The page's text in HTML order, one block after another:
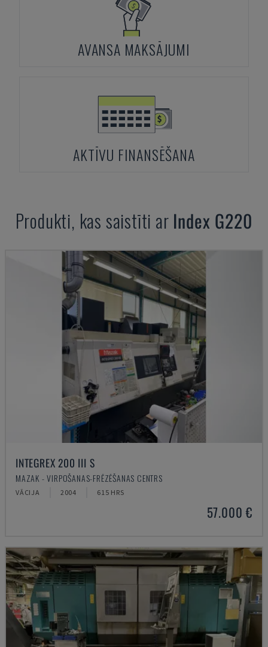
AVANSA MAKSĀJUMI
AKTĪVU FINANSĒŠANA
Produkti, kas saistīti ar Index G220
INTEGREX 200 III S
MAZAK - VIRPOŠANAS-FRĒZĒŠANAS CENTRS
VĀCIJA 2004 615 HRS
57.000 €